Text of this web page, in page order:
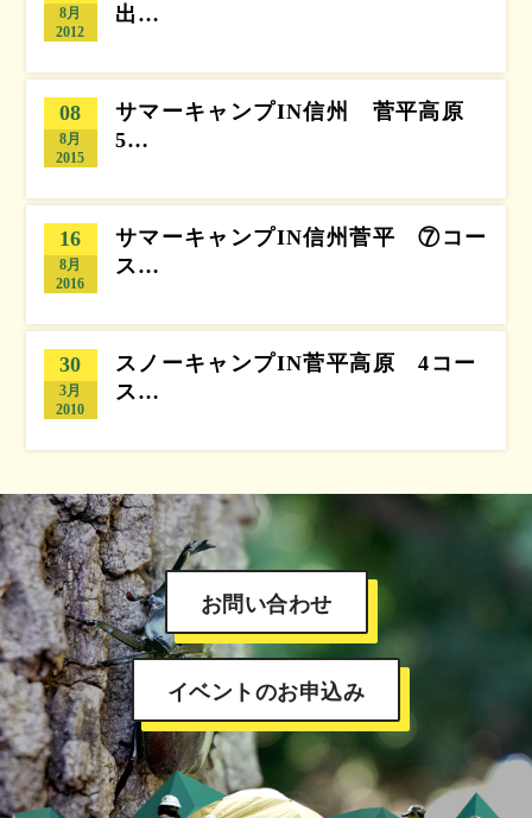
8月
2012
出…
08
8月
2015
サマーキャンプIN信州 菅平高原
5…
16
8月
2016
サマーキャンプIN信州菅平 ⑦コー
ス…
30
3月
2010
スノーキャンプIN菅平高原 4コー
ス…
お問い合わせ
イベントのお申込み